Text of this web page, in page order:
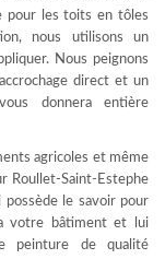
pour les toits en tôles
nous utilisons un
Nous peignons
direct et un
donnera entière
agricoles et même
Roullet-Saint-Estephe
possède le savoir pour
votre bâtiment et lui
peinture de qualité